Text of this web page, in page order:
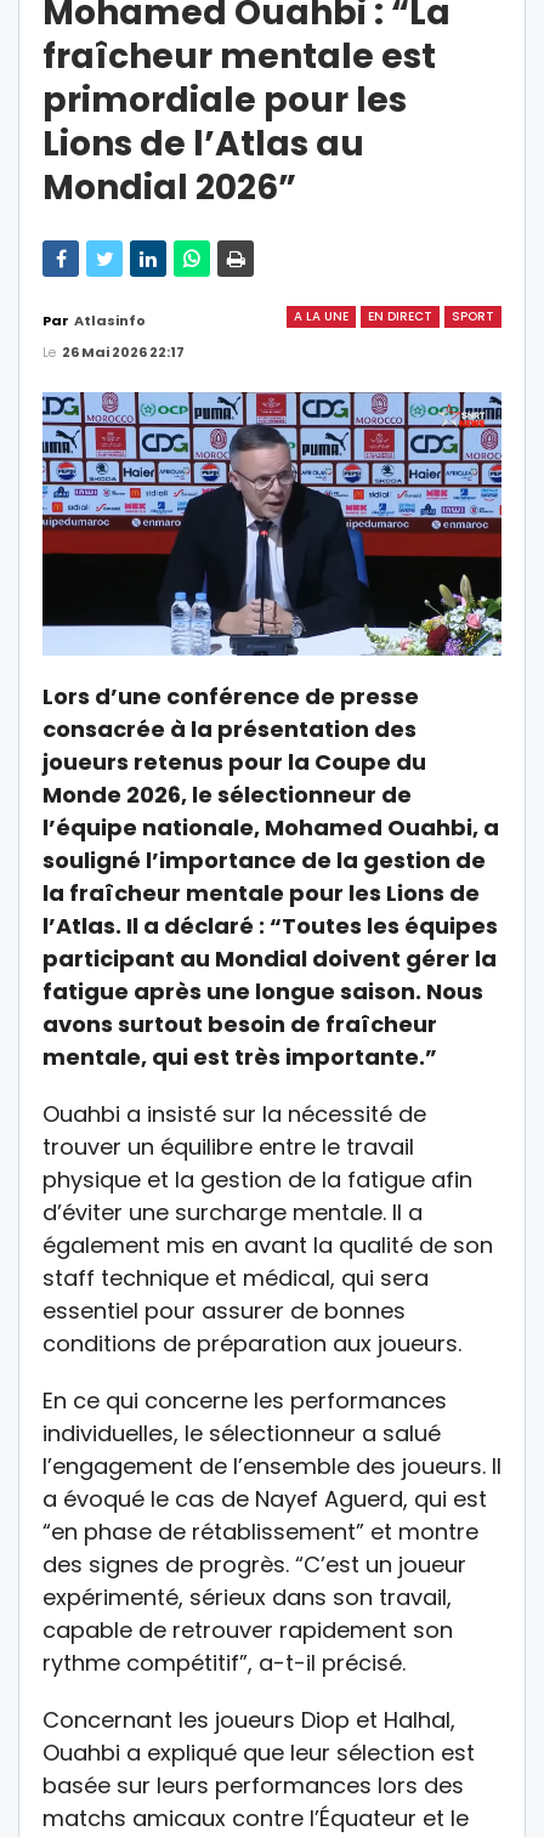
Mohamed Ouahbi : “La
fraîcheur mentale est
primordiale pour les
Lions de l’Atlas au
Mondial 2026”
A LA UNE EN DIRECT SPORT
Par Atlasinfo
Le 26 Mai 2026 22:17
Lors d’une conférence de presse
consacrée à la présentation des
joueurs retenus pour la Coupe du
Monde 2026, le sélectionneur de
l’équipe nationale, Mohamed Ouahbi, a
souligné l’importance de la gestion de
la fraîcheur mentale pour les Lions de
l’Atlas. Il a déclaré : “Toutes les équipes
participant au Mondial doivent gérer la
fatigue après une longue saison. Nous
avons surtout besoin de fraîcheur
mentale, qui est très importante.”
Ouahbi a insisté sur la nécessité de
trouver un équilibre entre le travail
physique et la gestion de la fatigue afin
d’éviter une surcharge mentale. Il a
également mis en avant la qualité de son
staff technique et médical, qui sera
essentiel pour assurer de bonnes
conditions de préparation aux joueurs.
En ce qui concerne les performances
individuelles, le sélectionneur a salué
l’engagement de l’ensemble des joueurs. Il
a évoqué le cas de Nayef Aguerd, qui est
“en phase de rétablissement” et montre
des signes de progrès. “C’est un joueur
expérimenté, sérieux dans son travail,
capable de retrouver rapidement son
rythme compétitif”, a-t-il précisé.
Concernant les joueurs Diop et Halhal,
Ouahbi a expliqué que leur sélection est
basée sur leurs performances lors des
matchs amicaux contre l’Équateur et le